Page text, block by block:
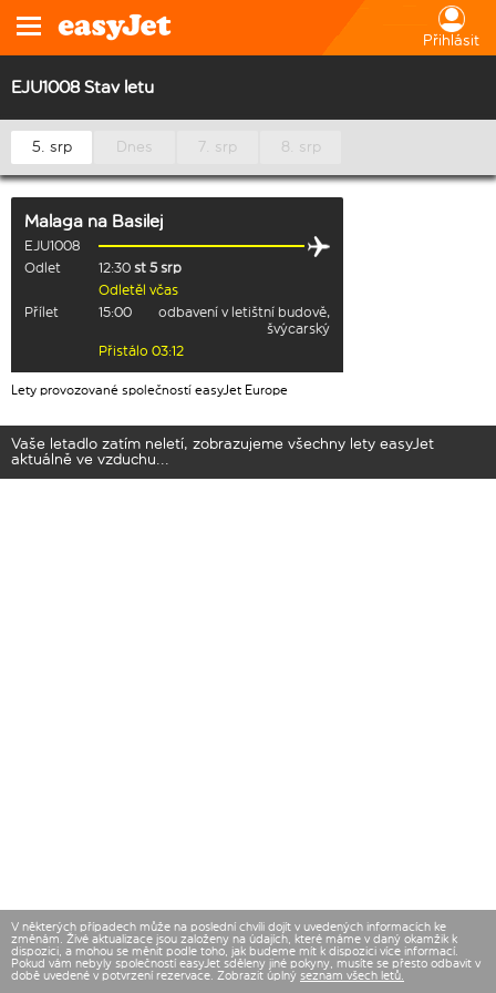
Přihlásit
EJU1008 Stav letu
5. srp Dnes 7. srp 8. srp
Malaga na Basilej
EJU1008
Odlet
12:30 st 5 srp
Odletěl včas
Přílet
15:00
odbavení v letištní budově,
švýcarský
Přistálo 03:12
Lety provozované společností easyJet Europe
Vaše letadlo zatím neletí, zobrazujeme všechny lety easyJet
aktuálně ve vzduchu...
V některých případech může na poslední chvíli dojít v uvedených informacích ke
změnám. Živé aktualizace jsou založeny na údajích, které máme v daný okamžik k
dispozici, a mohou se měnit podle toho, jak budeme mít k dispozici více informací.
Pokud vám nebyly společností easyJet sděleny jiné pokyny, musíte se přesto odbavit v
době uvedené v potvrzení rezervace. Zobrazit úplný seznam všech letů.